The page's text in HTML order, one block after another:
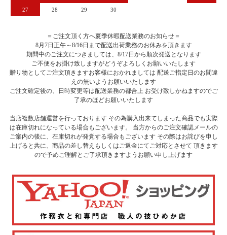
27 28 29 30
＝ご注文頂く方へ夏季休暇配送業務のお知らせ＝
8月7日正午～8/16日まで配送出荷業務のお休みを頂きます
期間中のご注文につきましては、8/17日から順次発送となります
ご不便をお掛け致しますがどうぞよろしくお願いいたします
贈り物としてご注文頂きますお客様におかれましては 配送ご指定日のお間違
えの無いようお願いいたします
ご注文確定後の、日時変更等は配送業務の都合上 お受け致しかねますのでご
了承のほどお願いいたします
当店複数店舗運営を行っております その為購入出来てしまった商品でも実際
は在庫切れになっている場合もございます。 当方からのご注文確認メールの
ご案内の後に、在庫切れが発覚する場合もございます その際はお詫びを申し
上げると共に、商品の差し替えもしくはご返金にてご対応とさせて 頂きます
ので予めご理解とご了承頂きますようお願い申し上げます